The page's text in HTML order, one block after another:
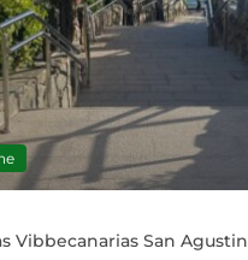
Vibbecanarias San Agustin